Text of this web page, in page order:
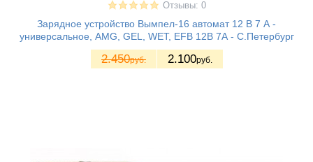
Отзывы: 0
Зарядное устройство Вымпел-16 автомат 12 В 7 А -
универсальное, AMG, GEL, WET, EFB 12В 7А - С.Петербург
2.450руб. 2.100руб.